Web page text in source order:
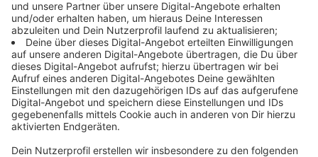
1Prise Salz
100ml lauwarmes Wasser
Für die Füllung:
300g Erdbeeren
500g Magerquark abgehangen
100g körniger Frischkäse abgehangen
100g Zucker
1 Msp gemahlener Kardamom